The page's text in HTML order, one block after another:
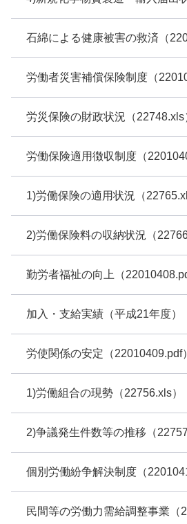
石綿による健康被害の救済（
労働者災害補償保険制度（
労災保険の財政状況（22748.xls
労働保険適用徴収制度（
1)労働保険の適用状況（
2)労働保険料の収納状況（
勤労者福祉の向上（
加入・支給実績（平成21年度）
労使関係の安定（22010409.pdf）
1)労働組合の現勢（22756.xls）
2)争議発生件数等の推移（
個別労働紛争解決制度（
民間等の労働力需給調整事業（